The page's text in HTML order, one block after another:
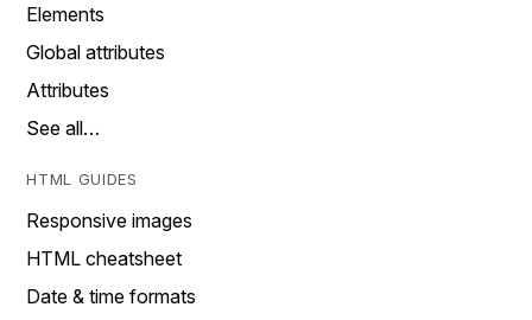
Elements
Global attributes
Attributes
See all…
HTML GUIDES
Responsive images
HTML cheatsheet
Date & time formats